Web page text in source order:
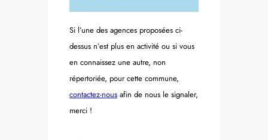
Si l’une des agences proposées ci-
dessus n’est plus en activité ou si vous
en connaissez une autre, non
répertoriée, pour cette commune,
contactez-nous afin de nous le signaler,
merci !